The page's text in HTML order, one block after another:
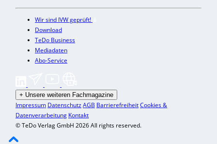
Wir sind IVW geprüft!
Download
TeDo Business
Mediadaten
Abo-Service
+ Unsere weiteren Fachmagazine
Impressum DatenschutzAGB BarrierefreiheitCookies &
Datenverarbeitung Kontakt
© TeDo Verlag GmbH 2026 All rights reserved.